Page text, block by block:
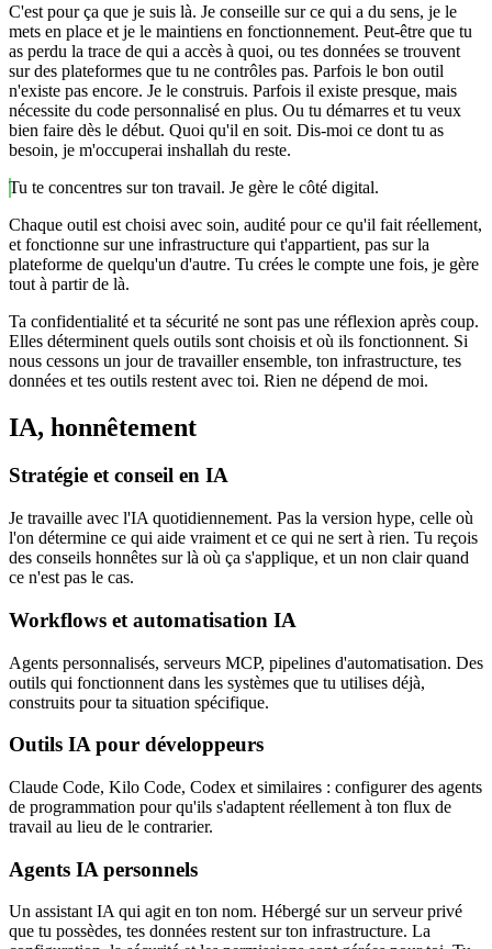
C'est pour ça que je suis là. Je conseille sur ce qui a du sens, je le
mets en place et je le maintiens en fonctionnement. Peut-être que tu
as perdu la trace de qui a accès à quoi, ou tes données se trouvent
sur des plateformes que tu ne contrôles pas. Parfois le bon outil
n'existe pas encore. Je le construis. Parfois il existe presque, mais
nécessite du code personnalisé en plus. Ou tu démarres et tu veux
bien faire dès le début. Quoi qu'il en soit. Dis-moi ce dont tu as
besoin, je m'occuperai inshallah du reste.
Tu te concentres sur ton travail. Je gère le côté digital.
Chaque outil est choisi avec soin, audité pour ce qu'il fait réellement,
et fonctionne sur une infrastructure qui t'appartient, pas sur la
plateforme de quelqu'un d'autre. Tu crées le compte une fois, je gère
tout à partir de là.
Ta confidentialité et ta sécurité ne sont pas une réflexion après coup.
Elles déterminent quels outils sont choisis et où ils fonctionnent. Si
nous cessons un jour de travailler ensemble, ton infrastructure, tes
données et tes outils restent avec toi. Rien ne dépend de moi.
IA, honnêtement
Stratégie et conseil en IA
Je travaille avec l'IA quotidiennement. Pas la version hype, celle où
l'on détermine ce qui aide vraiment et ce qui ne sert à rien. Tu reçois
des conseils honnêtes sur là où ça s'applique, et un non clair quand
ce n'est pas le cas.
Workflows et automatisation IA
Agents personnalisés, serveurs MCP, pipelines d'automatisation. Des
outils qui fonctionnent dans les systèmes que tu utilises déjà,
construits pour ta situation spécifique.
Outils IA pour développeurs
Claude Code, Kilo Code, Codex et similaires : configurer des agents
de programmation pour qu'ils s'adaptent réellement à ton flux de
travail au lieu de le contrarier.
Agents IA personnels
Un assistant IA qui agit en ton nom. Hébergé sur un serveur privé
que tu possèdes, tes données restent sur ton infrastructure. La